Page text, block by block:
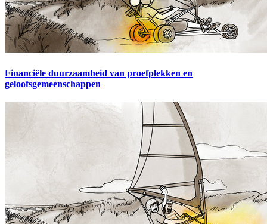
Financiële duurzaamheid van proefplekken en
geloofsgemeenschappen